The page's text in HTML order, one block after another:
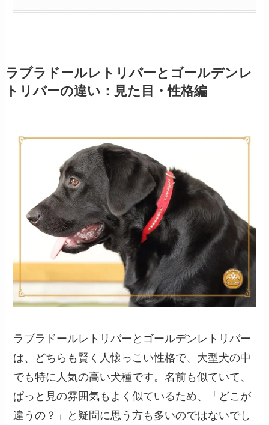
ラブラドールレトリバーとゴールデンレ
トリバーの違い：見た目・性格編
ラブラドールレトリバーとゴールデンレトリバー
は、どちらも賢く人懐っこい性格で、大型犬の中
でも特に人気の高い犬種です。名前も似ていて、
ぱっと見の雰囲気もよく似ているため、「どこが
違うの？」と疑問に思う方も多いのではないでし